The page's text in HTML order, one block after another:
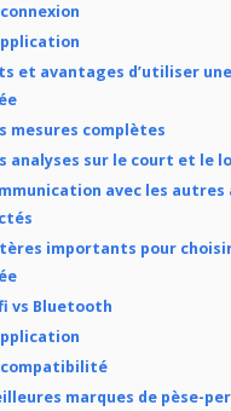
et avantages d’utiliser
mesures complètes
analyses sur le court et le
avec les autres
importants pour
vs Bluetooth
compatibilité
marques de pèse-